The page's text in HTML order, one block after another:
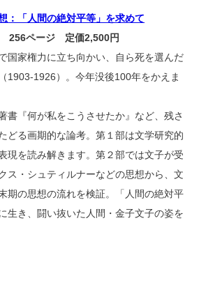
：「人間の絶対平等」を求めて
256ページ 定価2,500円
国家権⼒に⽴ち向かい、⾃ら死を選んだ
1903-1926）。今年没後100年をかえま
書『何が私をこうさせたか』など、残さ
どる画期的な論考。第１部は文学研究的
現を読み解きます。第２部では文子が受
ス・シュティルナーなどの思想から、文
期の思想の流れを検証。「人間の絶対平
生き、闘い抜いた人間・金子文子の姿を